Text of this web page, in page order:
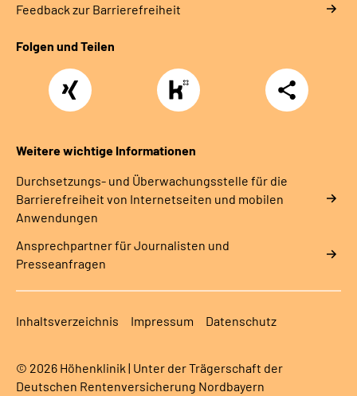
Feedback zur Barrierefreiheit
Folgen und Teilen
Xing
https://www.kununu.com/de/deutsche-
rentenversicherung-
nordbayern6
Teilen
Weitere wichtige Informationen
Durchsetzungs- und Überwachungsstelle für die
Barrierefreiheit von Internetseiten und mobilen
Anwendungen
Ansprechpartner für Journalisten und
Presseanfragen
Inhaltsverzeichnis Impressum Datenschutz
© 2026 Höhenklinik | Unter der Trägerschaft der
Deutschen Rentenversicherung Nordbayern